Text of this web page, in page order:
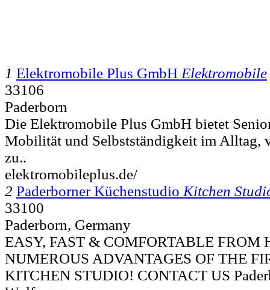
1 Elektromobile Plus GmbH Elektromobile
33106
Paderborn
Die Elektromobile Plus GmbH bietet
Mobilität und Selbstständigkeit im Alltag,
zu..
elektromobileplus.de/
2 Paderborner Küchenstudio Kitchen
33100
Paderborn, Germany
EASY, FAST & COMFORTABLE FROM
NUMEROUS ADVANTAGES OF THE
KITCHEN STUDIO! CONTACT US